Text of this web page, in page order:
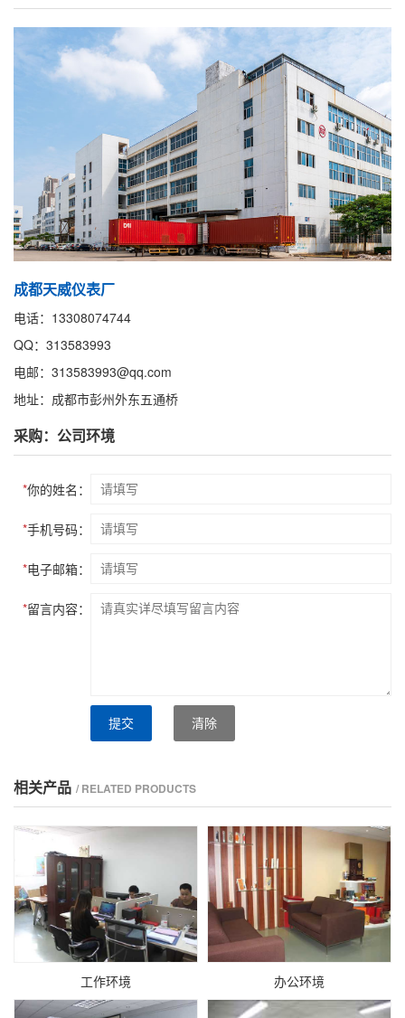
成都天威仪表厂
电话：13308074744
QQ：313583993
电邮：313583993@qq.com
地址：成都市彭州外东五通桥
采购：公司环境
*你的姓名：
*手机号码：
*电子邮箱：
*留言内容：
提交 清除
相关产品 / RELATED PRODUCTS
工作环境 办公环境